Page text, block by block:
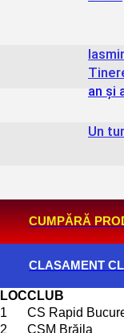
an și
Un
CUMPĂRĂ
CLASAMENT
LOCCLUB
1
CS Rapid
2
CSM Brăila